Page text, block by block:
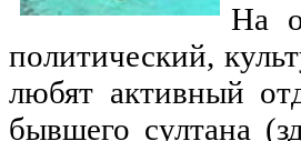
На
политический,
любят активный
бывшего султана